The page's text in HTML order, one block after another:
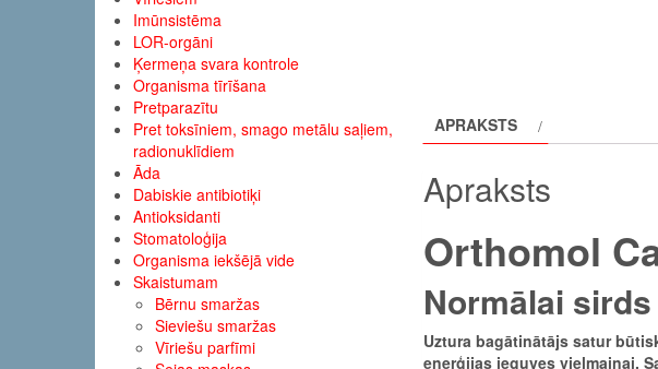
Imūnsistēma
LOR-orgāni
Ķermeņa svara kontrole
Organisma tīrīšana
Pretparazītu
Pret toksīniem, smago metālu saļiem,
radionuklīdiem
Āda
Dabiskie antibiotiķi
Antioksidanti
Stomatoloģija
Organisma iekšējā vide
Skaistumam
Bērnu smaržas
Sieviešu smaržas
Vīriešu parfīmi
APRAKSTS
Apraksts
Orthomol
Normālai
Uztura bagātinātājs satur
enerģijas ieguves vielmaiņai.